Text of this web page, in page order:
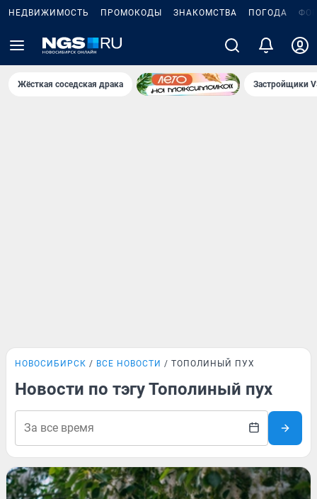
НЕДВИЖИМОСТЬ ПРОМОКОДЫ ЗНАКОМСТВА ПОГОДА
Жёсткая соседская драка Застройщики
НОВОСИБИРСК ВСЕ НОВОСТИ ТОПОЛИНЫЙ ПУХ
Новости по тэгу Тополиный пух